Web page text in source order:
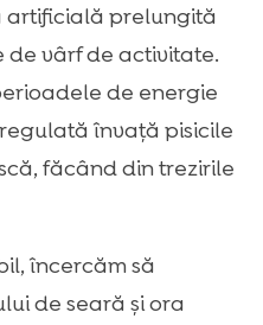
artificială prelungită
de vârf de activitate.
de energie
învață pisicile
făcând din trezirile
încercăm să
de seară și ora